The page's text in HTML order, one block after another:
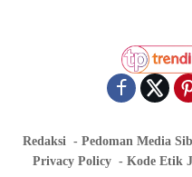
Redaksi Pedoman Media
Privacy Policy
Kode Etik